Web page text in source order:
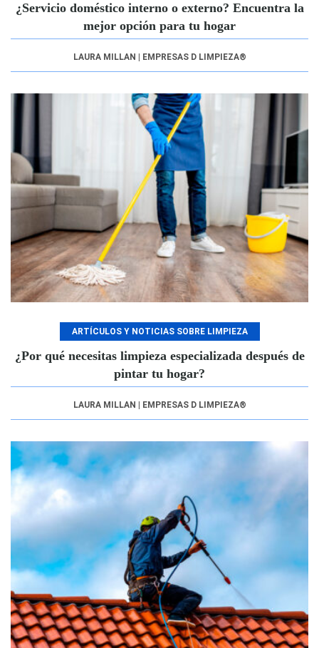
¿Servicio doméstico interno o externo? Encuentra la
mejor opción para tu hogar
LAURA MILLAN | EMPRESAS D LIMPIEZA®
ARTÍCULOS Y NOTICIAS SOBRE LIMPIEZA
¿Por qué necesitas limpieza especializada después de
pintar tu hogar?
LAURA MILLAN | EMPRESAS D LIMPIEZA®